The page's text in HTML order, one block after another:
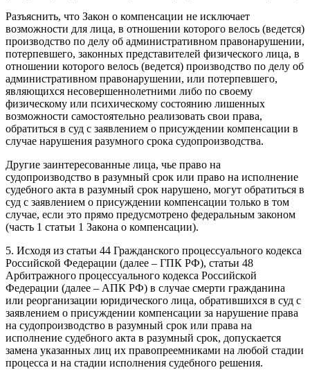
Разъяснить, что Закон о компенсации не исключает
возможности для лица, в отношении которого велось (ведется)
производство по делу об административном правонарушении,
потерпевшего, законных представителей физического лица, в
отношении которого велось (ведется) производство по делу об
административном правонарушении, или потерпевшего,
являющихся несовершеннолетними либо по своему
физическому или психическому состоянию лишенных
возможности самостоятельно реализовать свои права,
обратиться в суд с заявлением о присуждении компенсации в
случае нарушения разумного срока судопроизводства.
Другие заинтересованные лица, чье право на
судопроизводство в разумный срок или право на исполнение
судебного акта в разумный срок нарушено, могут обратиться в
суд с заявлением о присуждении компенсации только в том
случае, если это прямо предусмотрено федеральным законом
(часть 1 статьи 1 Закона о компенсации).
5. Исходя из статьи 44 Гражданского процессуального кодекса
Российской Федерации (далее – ГПК РФ), статьи 48
Арбитражного процессуального кодекса Российской
Федерации (далее – АПК РФ) в случае смерти гражданина
или реорганизации юридического лица, обратившихся в суд с
заявлением о присуждении компенсации за нарушение права
на судопроизводство в разумный срок или права на
исполнение судебного акта в разумный срок, допускается
замена указанных лиц их правопреемниками на любой стадии
процесса и на стадии исполнения судебного решения.